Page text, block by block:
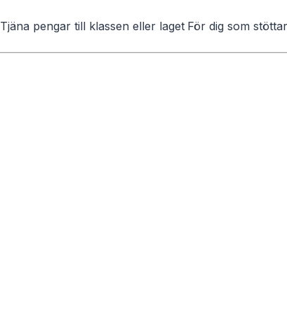
Tjäna pengar till klassen eller laget För dig som